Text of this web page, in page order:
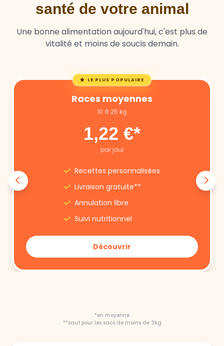
santé de votre animal
Une bonne alimentation aujourd'hui, c'est plus de
vitalité et moins de soucis demain.
LE PLUS POPULAIRE
Races moyennes
10 à 25 kg
1,22 €*
par jour
Recettes personnalisées
Livraison gratuite**
Annulation libre
Suivi nutritionnel
Découvrir
*en moyenne
**sauf pour les sacs de moins de 3kg